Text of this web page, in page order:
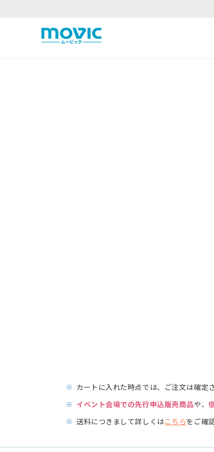
※ カートに入れた時点では、ご注文は確定
※ イベント会場での先行申込販売商品や、
※ 送料につきまして詳しくはこちらをご確